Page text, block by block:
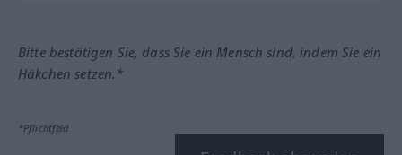
Bitte bestätigen Sie, dass Sie ein Mensch sind, indem Sie ein
Häkchen setzen.*
*Pflichtfeld